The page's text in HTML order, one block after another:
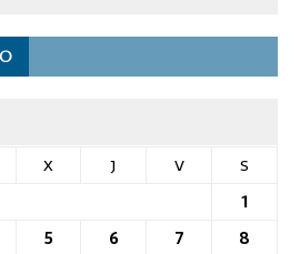
X J V
S
1
5 6 7
8